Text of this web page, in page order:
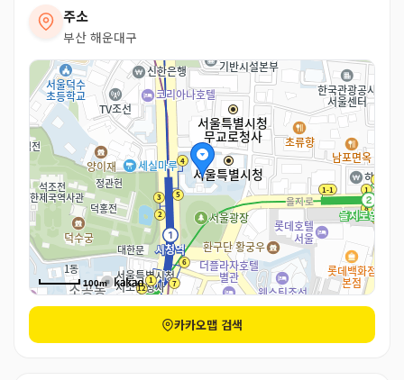
주소
부산 해운대구
100m
카카오맵 검색